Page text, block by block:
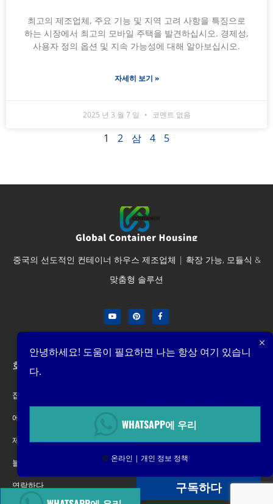
최고의 제조업체, 주요 기능 및 지역 고려 사항을 특징으로
하는 시장에서 최고의 모바일 주택을 발견하십시오. 경제성,
사용자 정의 옵션 및 지속 가능성에 대해 알아보십시오.
자세히 보기 »
2025 년 3 월 7 일 코멘트 없음
1 2 삼 4 5
중국의 선도적인 컨테이너 하우스 제조업체 | 확장 가능, 모듈식 &
맞춤형 솔루션
회사
집
에 대한
제품
블로그
연락하다
은 편지함으로 직접 이동합니다.
구독하다
안녕하세요! 도움이 필요하면 나는 항상 여기 있습니
다.
WHATSAPP에 우리
🟢 온라인 | 개인 정보 정책